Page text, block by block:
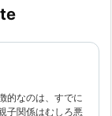
的なのは、すでに
子関係はむしろ悪